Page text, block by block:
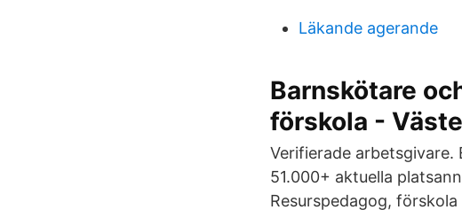
Läkande agerande
Barnskötare
förskola -
Verifierade
51.000+ aktuella
Resurspedagog, förskola